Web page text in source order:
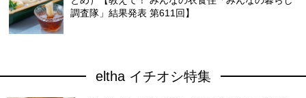
調査隊」結果発表 第611回】
eltha イチオシ特集